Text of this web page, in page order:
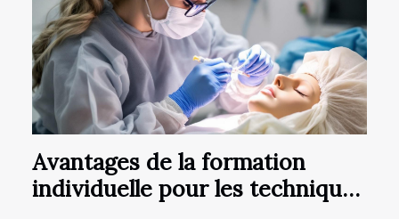
Avantages de la formation
individuelle pour les techniques